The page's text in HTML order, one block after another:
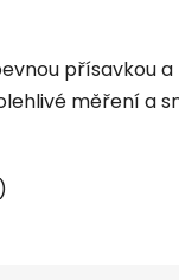
přísavkou a
měření a